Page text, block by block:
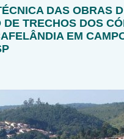
DAS OBRAS
TRECHOS DOS
EM